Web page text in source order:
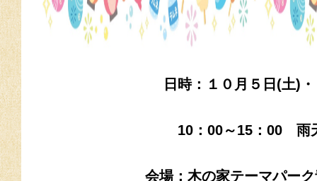
日時：１０月５日(土)
10：00～15：00 雨
会場：木の家テーマパー